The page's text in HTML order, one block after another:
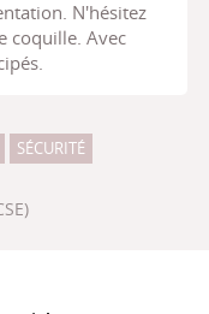
N'hésitez
coquille. Avec
SÉCURITÉ
du travail, de l'emploi,